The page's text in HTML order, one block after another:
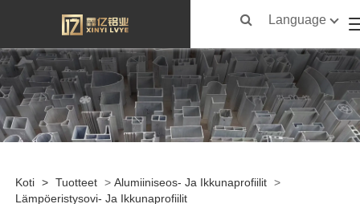
Language
Koti > Tuotteet > Alumiiniseos- Ja Ikkunaprofiilit >
Lämpöeristysovi- Ja Ikkunaprofiilit